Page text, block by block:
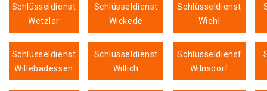
Schlüsseldienst
Wetzlar
Schlüsseldienst
Wickede
Schlüsseldienst
Wiehl
Schlüsseldienst
Willebadessen
Schlüsseldienst
Willich
Schlüsseldienst
Wilnsdorf